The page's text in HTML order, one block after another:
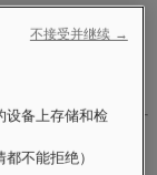
设备上存储和检
不能拒绝）
不接受并继续 →